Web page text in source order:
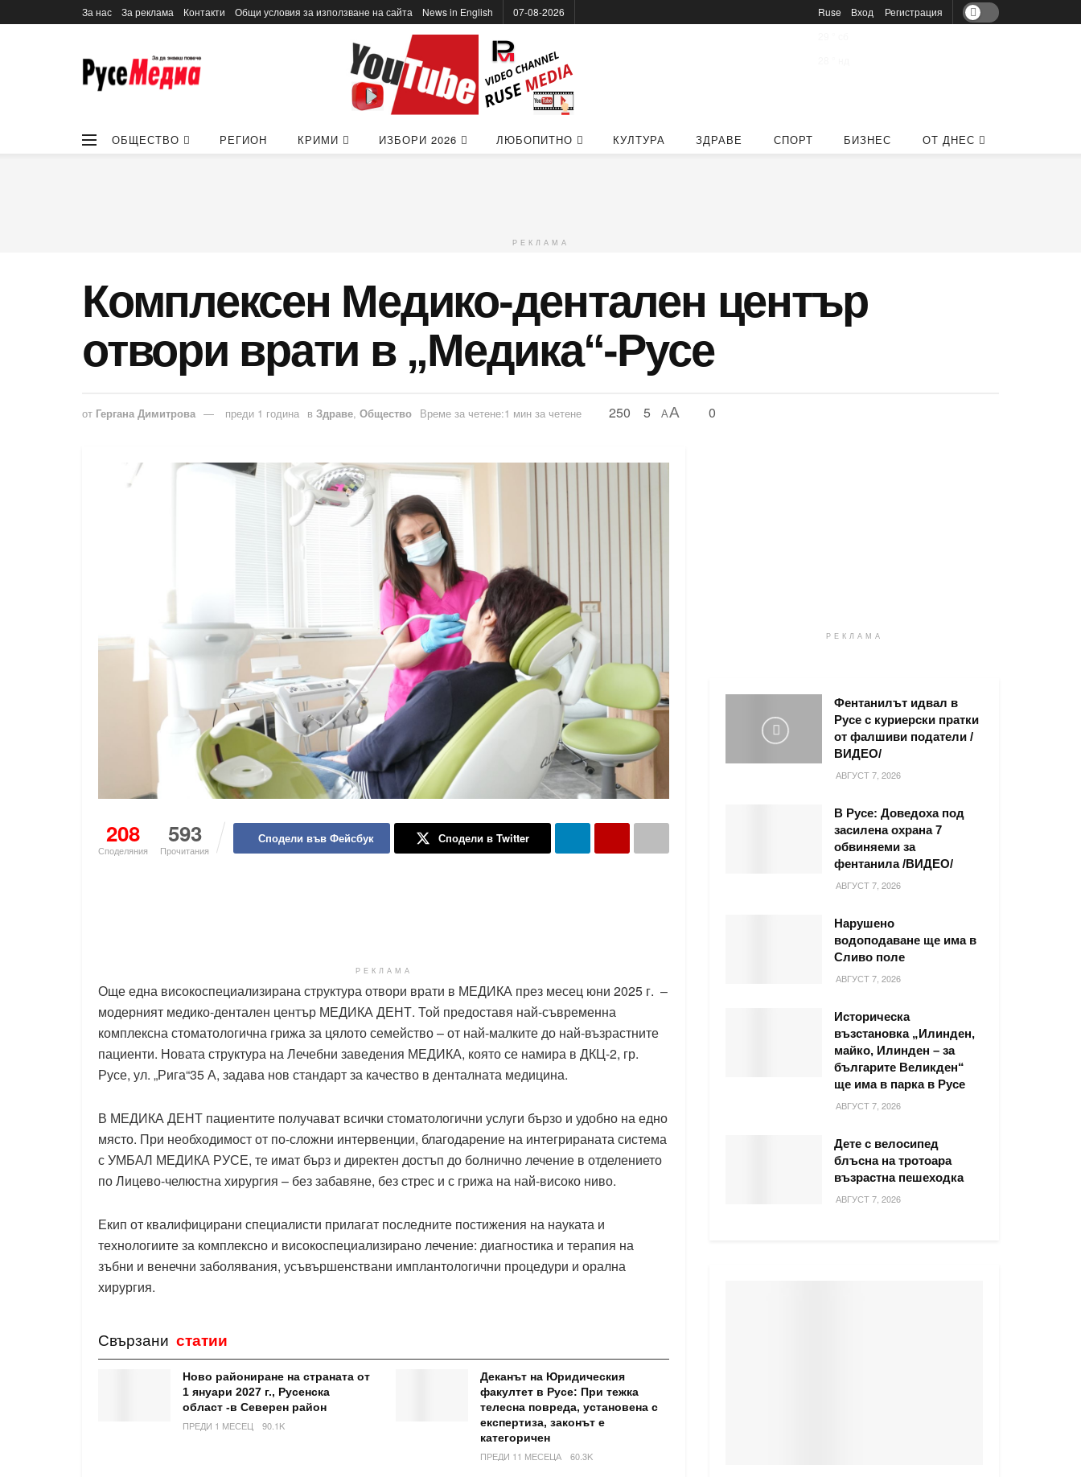
За нас За реклама Контакти Общи условия за използване на сайта News in Еnglish 07-08-2026
Ruse
Вход Регистрация
ОБЩЕСТВО РЕГИОН КРИМИ ИЗБОРИ 2026 ЛЮБОПИТНО КУЛТУРА ЗДРАВЕ СПОРТ БИЗНЕС ОТ ДНЕС
РЕКЛАМА
Комплексен Медико-дентален център
отвори врати в „Медика“-Русе
от Гергана Димитрова преди 1 година в Здраве, Общество Време за четене:1 мин за четене 250 5 AA 0
208
Споделяния
593
Прочитания
Сподели във Фейсбук Сподели в Twitter
РЕКЛАМА
Още една високоспециализирана структура отвори врати в МЕДИКА през месец юни 2025 г. –
модерният медико-дентален център МЕДИКА ДЕНТ. Той предоставя най-съвременна
комплексна стоматологична грижа за цялото семейство – от най-малките до най-възрастните
пациенти. Новата структура на Лечебни заведения МЕДИКА, която се намира в ДКЦ-2, гр.
Русе, ул. „Рига“35 А, задава нов стандарт за качество в денталната медицина.
В МЕДИКА ДЕНТ пациентите получават всички стоматологични услуги бързо и удобно на едно
място. При необходимост от по-сложни интервенции, благодарение на интегрираната система
с УМБАЛ МЕДИКА РУСЕ, те имат бърз и директен достъп до болнично лечение в отделението
по Лицево-челюстна хирургия – без забавяне, без стрес и с грижа на най-високо ниво.
Екип от квалифицирани специалисти прилагат последните постижения на науката и
технологиите за комплексно и високоспециализирано лечение: диагностика и терапия на
зъбни и венечни заболявания, усъвършенствани имплантологични процедури и орална
хирургия.
Свързани статии
Ново райониране на страната от
1 януари 2027 г., Русенска
област -в Северен район
ПРЕДИ 1 МЕСЕЦ
90.1K
Деканът на Юридическия
факултет в Русе: При тежка
телесна повреда, установена с
експертиза, законът е
категоричен
ПРЕДИ 11 МЕСЕЦА
60.3K
РЕКЛАМА
Фентанилът идвал в
Русе с куриерски пратки
от фалшиви податели /
ВИДЕО/
АВГУСТ 7, 2026
В Русе: Доведоха под
засилена охрана 7
обвиняеми за
фентанила /ВИДЕО/
АВГУСТ 7, 2026
Нарушено
водоподаване ще има в
Сливо поле
АВГУСТ 7, 2026
Историческа
възстановка „Илинден,
майко, Илинден – за
българите Великден“
ще има в парка в Русе
АВГУСТ 7, 2026
Дете с велосипед
блъсна на тротоара
възрастна пешеходка
АВГУСТ 7, 2026